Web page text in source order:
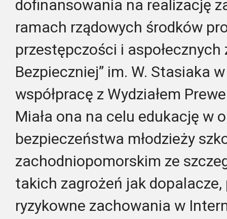
dofinansowania na realizację
ramach rządowych środków
przestępczości i aspołecznych
Bezpieczniej” im. W. Stasiaka
współpracę z Wydziałem
Miała ona na celu edukację w
bezpieczeństwa młodzieży
zachodniopomorskim ze
takich zagrożeń jak
ryzykowne zachowania w